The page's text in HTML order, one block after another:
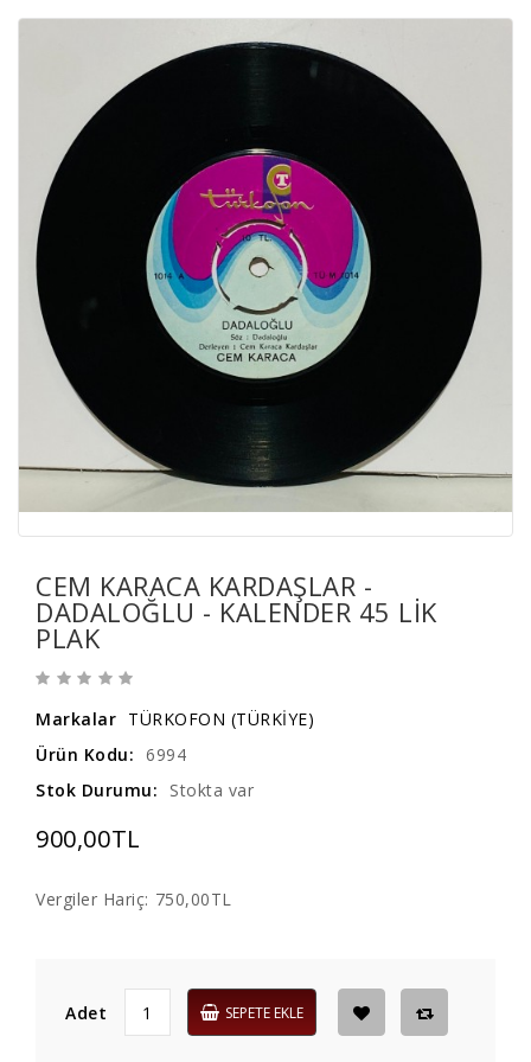
CEM KARACA KARDAŞLAR -
DADALOĞLU - KALENDER 45 LIK
PLAK
Markalar TÜRKOFON (TÜRKİYE)
Ürün Kodu: 6994
Stok Durumu:
Stokta var
900,00TL
Vergiler Hariç: 750,00TL
Adet SEPETE EKLE